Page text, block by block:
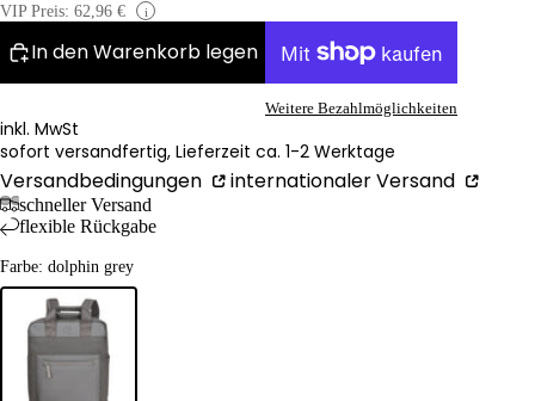
VIP Preis: 62,96 € i
In den Warenkorb legen
Weitere Bezahlmöglichkeiten
inkl. MwSt
sofort versandfertig, Lieferzeit ca. 1-2 Werktage
Versandbedingungen internationaler Versand
schneller Versand
flexible Rückgabe
Farbe: dolphin grey